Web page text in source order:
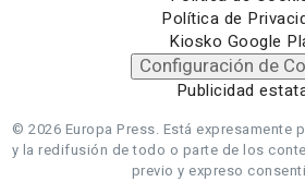
Política de
Kiosko Google
Configuración de
Publicidad
© 2026 Europa Press. Está expresamente
y la redifusión de todo o parte de los
previo y expreso